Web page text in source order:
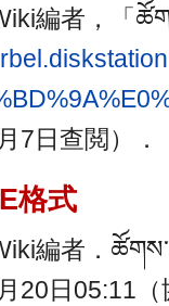
編者，「
7日查閲）．
格式
編者．
20日05:11